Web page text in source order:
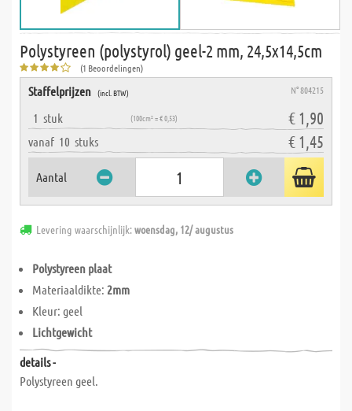
Polystyreen (polystyrol) geel-2 mm, 24,5x14,5cm
(1 Beoordelingen)
Staffelprijzen (incl. BTW) N° 804215
1 stuk (100cm² = € 0,53) € 1,90
vanaf 10 stuks € 1,45
Aantal
Levering waarschijnlijk:woensdag, 12/ augustus
Polystyreen plaat
Materiaaldikte: 2mm
Kleur: geel
Lichtgewicht
details -
Polystyreen geel.